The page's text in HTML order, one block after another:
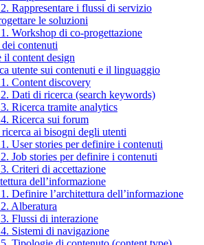
Rappresentare i flussi di servizio
le soluzioni
Workshop di co-progettazione
contenuti
il content design
utente sui contenuti e il linguaggio
Content discovery
Dati di ricerca (search keywords)
Ricerca tramite analytics
Ricerca sui forum
ai bisogni degli utenti
User stories per definire i contenuti
Job stories per definire i contenuti
Criteri di accettazione
dell’informazione
Definire l’architettura dell’informazione
Alberatura
Flussi di interazione
Sistemi di navigazione